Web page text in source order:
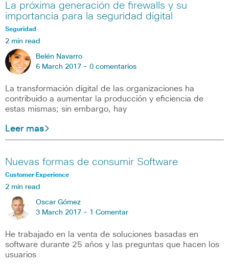
La próxima generación de firewalls y su
importancia para la seguridad digital
Seguridad
2 min read
Belén Navarro
6 March 2017 - 0 comentarios
La transformación digital de las organizaciones ha
contribuido a aumentar la producción y eficiencia de
estas mismas; sin embargo, hay
Leer mas
Nuevas formas de consumir Software
Customer Experience
2 min read
Oscar Gómez
3 March 2017 - 1 Comentar
He trabajado en la venta de soluciones basadas en
software durante 25 años y las preguntas que hacen los
usuarios